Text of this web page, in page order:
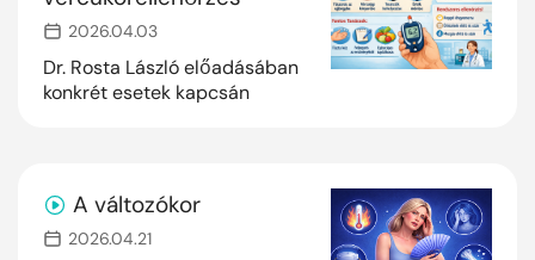
renalis-metabolikus kockázat
csökkentését. Fókuszban:
SGLT2-gátlók, DPP-4-gátlók
és a mindennapi praxis
szerepe diabétesz
gondozásban
2026.04.03
Dr. Rosta László előadásában
konkrét esetek kapcsán
betegek gondozása kapcsán.
A változókor
2026.04.21